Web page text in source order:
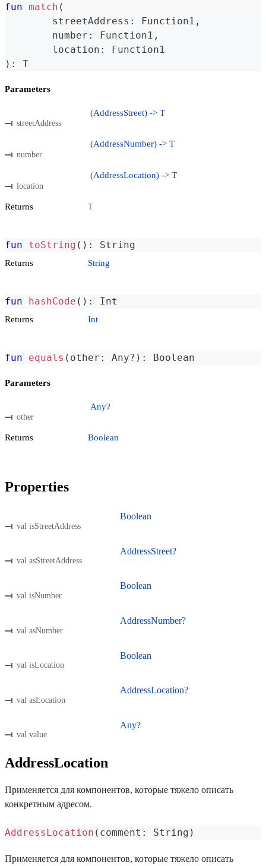
fun match (
	streetAddress
: Function1 ,
	number
: Function1 ,
	location
:
Function1
) : T
Parameters
streetAddress
(AddressStreet) -> T
number
(AddressNumber) -> T
location
(AddressLocation) -> T
Returns T
fun toString ( ) : String
Returns String
fun hashCode ( ) : Int
Returns Int
fun equals ( other : Any? ) : Boolean
Parameters
other
Any?
Returns Boolean
Properties
val isStreetAddress
Boolean
val asStreetAddress
AddressStreet?
val isNumber
Boolean
val asNumber
AddressNumber?
val isLocation
Boolean
val asLocation
AddressLocation?
val value
Any?
AddressLocation
Применяется для компонентов, которые тяжело описать
конкретным адресом.
AddressLocation ( comment : String )
Применяется для компонентов, которые тяжело описать